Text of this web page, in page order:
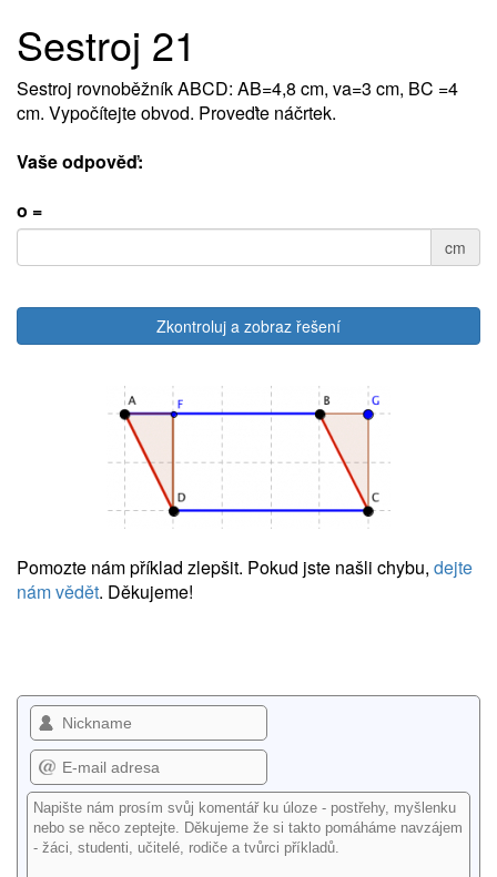
Sestroj 21
Sestroj rovnoběžník ABCD: AB=4,8 cm, va=3 cm, BC =4
cm. Vypočítejte obvod. Proveďte náčrtek.
Vaše odpověď:
o =
cm
Zkontroluj a zobraz řešení
Pomozte nám příklad zlepšit. Pokud jste našli chybu, dejte
nám vědět. Děkujeme!